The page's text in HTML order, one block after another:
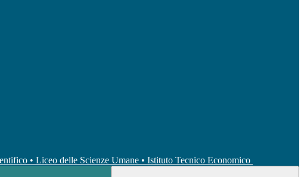
• Liceo delle Scienze Umane • Istituto Tecnico Economico